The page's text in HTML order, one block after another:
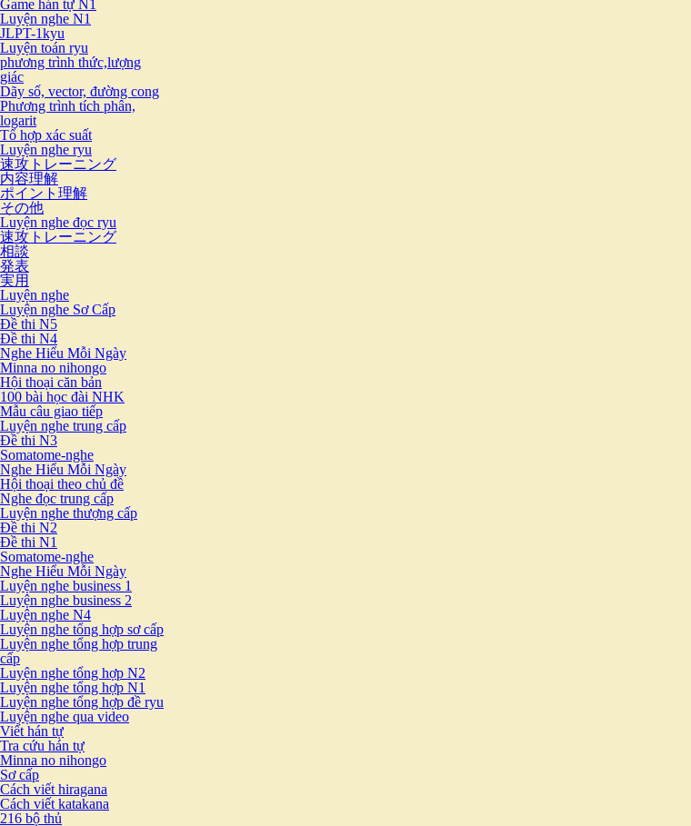
Game hán tự N1
Luyện nghe N1
JLPT-1kyu
Luyện toán ryu
phương trình thức,lượng
giác
Dãy số, vector, đường cong
Phương trình tích phân,
logarit
Tổ hợp xác suất
Luyện nghe ryu
速攻トレーニング
内容理解
ポイント理解
その他
Luyện nghe đọc ryu
速攻トレーニング
相談
発表
実用
Luyện nghe
Luyện nghe Sơ Cấp
Đề thi N5
Đề thi N4
Nghe Hiểu Mỗi Ngày
Minna no nihongo
Hội thoại căn bản
100 bài học đài NHK
Mẫu câu giao tiếp
Luyện nghe trung cấp
Đề thi N3
Somatome-nghe
Nghe Hiểu Mỗi Ngày
Hội thoại theo chủ đề
Nghe đọc trung cấp
Luyện nghe thượng cấp
Đề thi N2
Đề thi N1
Somatome-nghe
Nghe Hiểu Mỗi Ngày
Luyện nghe business 1
Luyện nghe business 2
Luyện nghe N4
Luyện nghe tổng hợp sơ cấp
Luyện nghe tổng hợp trung
cấp
Luyện nghe tổng hợp N2
Luyện nghe tổng hợp N1
Luyện nghe tổng hợp đề ryu
Luyện nghe qua video
Viết hán tự
Tra cứu hán tự
Minna no nihongo
Sơ cấp
Cách viết hiragana
Cách viết katakana
216 bộ thủ